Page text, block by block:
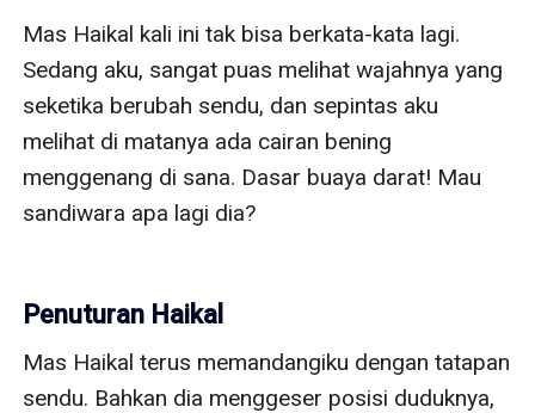
Mas Haikal kali ini tak bisa berkata-kata lagi.
Sedang aku, sangat puas melihat wajahnya yang
seketika berubah sendu, dan sepintas aku
melihat di matanya ada cairan bening
menggenang di sana. Dasar buaya darat! Mau
sandiwara apa lagi dia?
Penuturan Haikal
Mas Haikal terus memandangiku dengan tatapan
sendu. Bahkan dia menggeser posisi duduknya,